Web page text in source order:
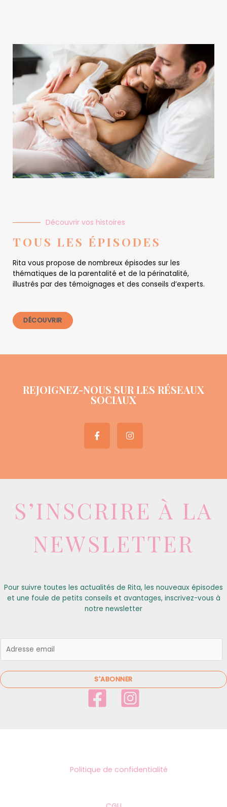
Découvrir vos histoires
TOUS LES ÉPISODES
Rita vous propose de nombreux épisodes sur les
thématiques de la parentalité et de la périnatalité,
illustrés par des témoignages et des conseils d’experts.
DÉCOUVRIR
REJOIGNEZ-NOUS SUR LES RÉSEAUX
SOCIAUX
S’INSCRIRE À LA
NEWSLETTER
Pour suivre toutes les actualités de Rita, les nouveaux épisodes
et une foule de petits conseils et avantages, inscrivez-vous à
notre newsletter
m
i
l
S'ABONNER
Politique de confidentialité